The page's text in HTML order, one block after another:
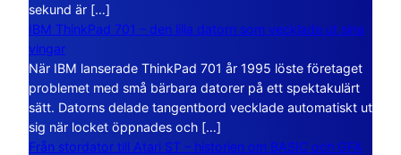
sekund är […]
IBM ThinkPad 701 – den lilla datorn som vecklade ut sina
vingar
När IBM lanserade ThinkPad 701 år 1995 löste företaget
problemet med små bärbara datorer på ett spektakulärt
sätt. Datorns delade tangentbord vecklade automatiskt ut
sig när locket öppnades och […]
Från stordator till Atari ST – historien om BASIC och GFA